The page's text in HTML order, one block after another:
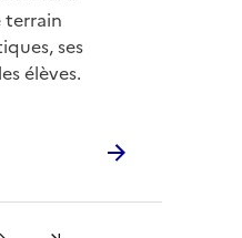
terrain
ses
élèves.